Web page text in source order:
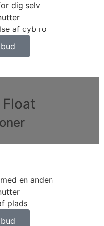
dig selv
af dyb ro
en anden
plads